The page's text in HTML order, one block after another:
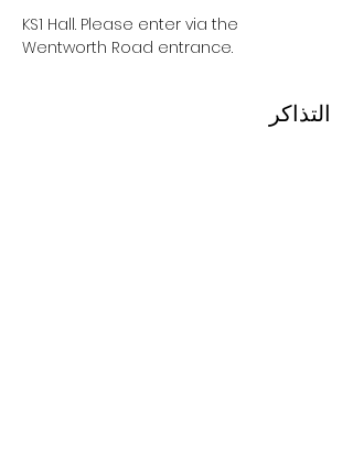
KS1 Hall. Please enter via the
Wentworth Road entrance.
التذاكر